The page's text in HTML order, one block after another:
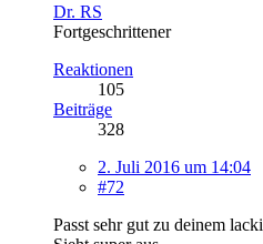
Dr. RS
Fortgeschrittener
Reaktionen
105
Beiträge
328
2. Juli 2016 um 14:04
#72
Passt sehr gut zu deinem